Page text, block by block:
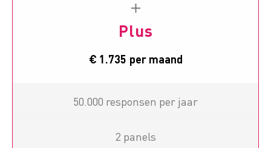
Plus
€ 1.735 per maand
50.000 responsen per jaar
2 panels